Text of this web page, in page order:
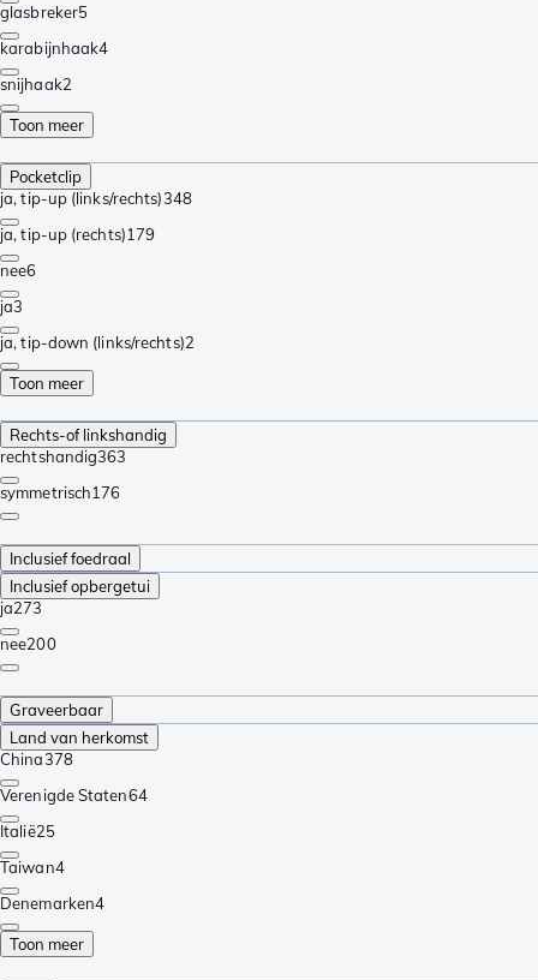
glasbreker5
karabijnhaak4
snijhaak2
Toon meer
Pocketclip
ja, tip-up (links/rechts)348
ja, tip-up (rechts)179
nee6
ja3
ja, tip-down (links/rechts)2
Toon meer
Rechts-of linkshandig
rechtshandig363
symmetrisch176
Inclusief foedraal
Inclusief opbergetui
ja273
nee200
Graveerbaar
Land van herkomst
China378
Verenigde Staten64
Italië25
Taiwan4
Denemarken4
Toon meer